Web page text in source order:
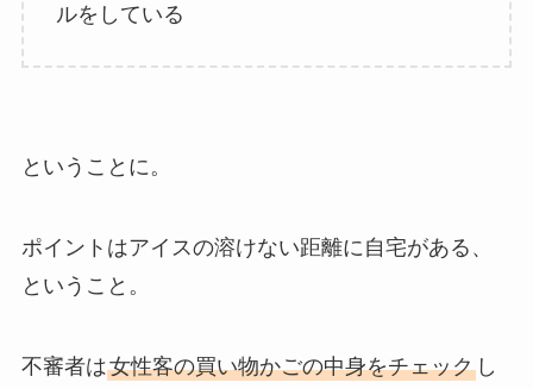
ルをしている
ということに。
ポイントはアイスの溶けない距離に自宅がある、
ということ。
不審者は女性客の買い物かごの中身をチェックし